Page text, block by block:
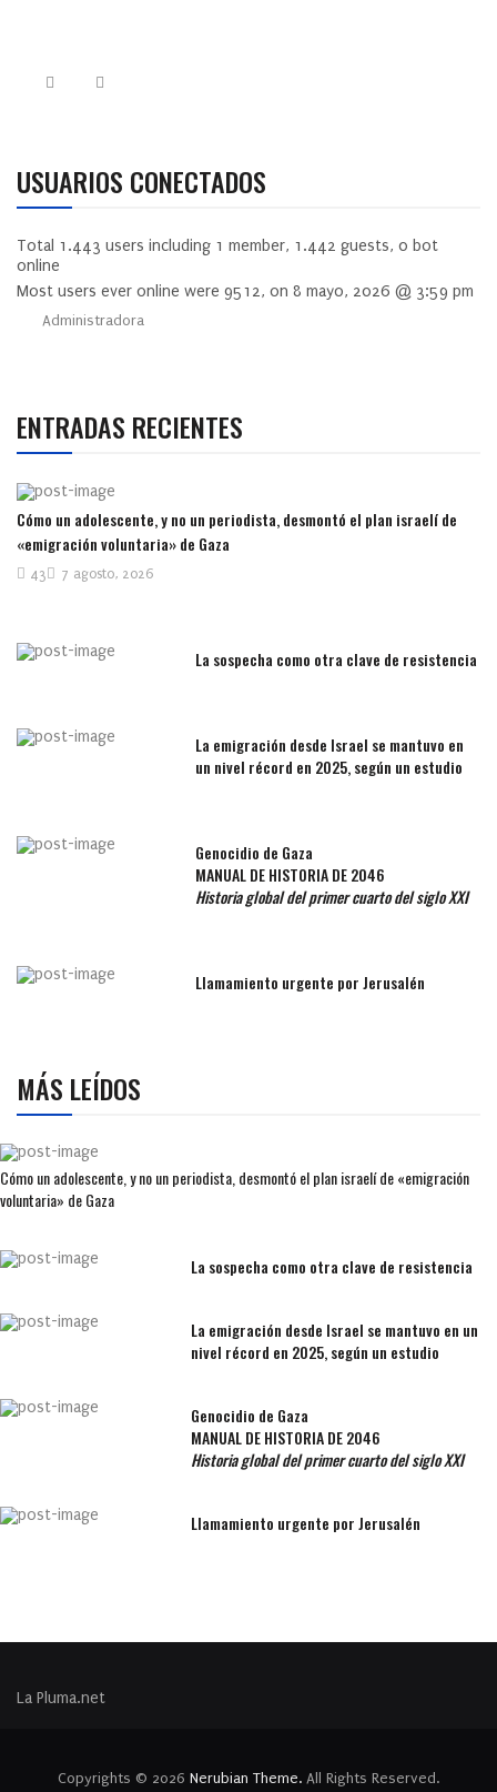
USUARIOS CONECTADOS
Total 1.443 users including 1 member, 1.442 guests, 0 bot
online
Most users ever online were 9512, on 8 mayo, 2026 @ 3:59 pm
Administradora
ENTRADAS RECIENTES
Cómo un adolescente, y no un periodista, desmontó el plan israelí de
«emigración voluntaria» de Gaza
7 agosto, 2026
43
La sospecha como otra clave de resistencia
La emigración desde Israel se mantuvo en
un nivel récord en 2025, según un estudio
Genocidio de Gaza
MANUAL DE HISTORIA DE 2046
Historia global del primer cuarto del siglo XXI
Llamamiento urgente por Jerusalén
MÁS LEÍDOS
Cómo un adolescente, y no un periodista, desmontó el plan israelí de «emigración
voluntaria» de Gaza
La sospecha como otra clave de resistencia
La emigración desde Israel se mantuvo en un
nivel récord en 2025, según un estudio
Genocidio de Gaza
MANUAL DE HISTORIA DE 2046
Historia global del primer cuarto del siglo XXI
Llamamiento urgente por Jerusalén
La Pluma.net
Copyrights © 2026 Nerubian Theme. All Rights Reserved.